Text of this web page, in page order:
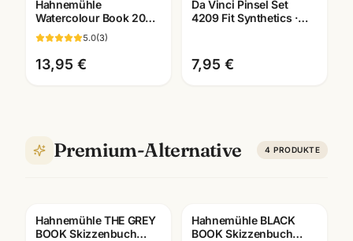
Hahnemühle
Watercolour Book 200g
· 60 Seiten · A4/A5/A6 ·
Aquarellbuch
Mannheim
5.0(3)
13,95 €
Da Vinci Pinsel Set
4209 Fit Synthetics ·
7,95 €
Premium-Alternative 4 PRODUKTE
Hahnemühle THE GREY
BOOK Skizzenbuch
Hahnemühle BLACK
BOOK Skizzenbuch